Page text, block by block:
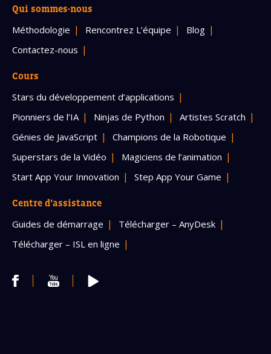
Qui sommes-nous
Méthodologie Rencontrez L’équipe
Blog
Contactez-nous
Cours
Stars du développement d’applications
Pionniers de l’IA
Ninjas de Python
Artistes Scratch
Génies de JavaScript
Champions de la Robotique
Superstars de la Vidéo
Magiciens de l’animation
Start App Your Innovation
Step App Your Game
Centre d’assistance
Guides de démarrage
Télécharger – AnyDesk
Télécharger – ISL en ligne